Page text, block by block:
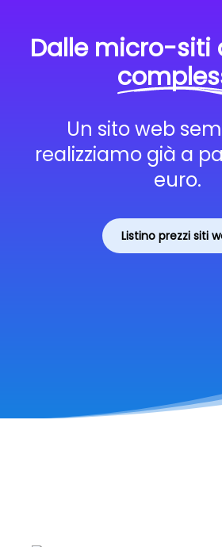
Dalle micro-siti
Un sito web
realizziamo già a
euro.
Listino prezzi siti